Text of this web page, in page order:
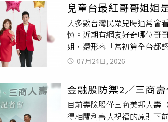
開始以為是一種湯，後面得
『安餒恩湯～』」可愛反應
言：「太萌了！」。ICE楊長
新說唱》中展露頭角的ICE楊
希望透過這首歌傳遞自己想
同的風格，這次將展現
這首歌的創作故事：「寫這
找公司要買，算是當時比較
兒童台最紅哥哥姐姐
大多數台灣民眾兒時通常會
憶。近期有網友好奇哪位哥
姐，還形容「當初算全台都
多人童年回憶。昨（23）日
文，因為他認為蝴蝶姐姐
引發熱議。（圖／翻攝自
名度的是水蜜桃姐姐，不少
中最具代表性的兒童台巨星
外，兒童台「長青代表」香
07月24日, 2026
金融股防禦2／三商
目前壽險股僅三商美邦人壽
得相關利害人祝福的原則下